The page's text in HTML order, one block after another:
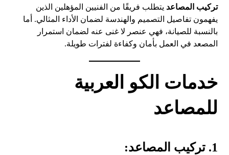
تركيب المصاعد يتطلب فريقًا من الفنيين المؤهلين الذين
يفهمون تفاصيل التصميم والهندسة لضمان الأداء المثالي. أما
بالنسبة للصيانة، فهي عنصر لا غنى عنه لضمان استمرار
المصعد في العمل بأمان وكفاءة لفترات طويلة.
خدمات الكو العربية
للمصاعد
1. تركيب المصاعد: